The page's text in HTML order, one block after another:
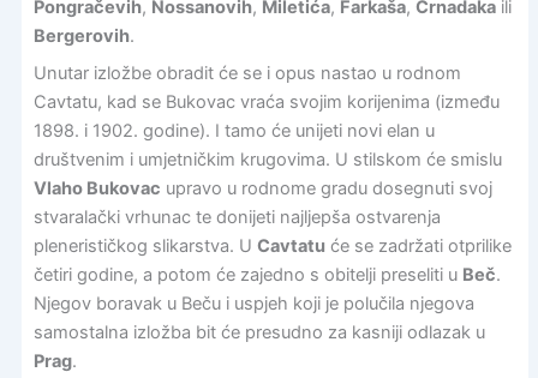
Pongračevih, Nossanovih, Miletića, Farkaša, Crnadakaili
Bergerovih.
Unutar izložbe obradit će se i opus nastao u rodnom
Cavtatu, kad se Bukovac vraća svojim korijenima (između
1898. i 1902. godine). I tamo će unijeti novi elan u
društvenim i umjetničkim krugovima. U stilskom će smislu
Vlaho Bukovac upravo u rodnome gradu dosegnuti svoj
stvaralački vrhunac te donijeti najljepša ostvarenja
plenerističkog slikarstva. U Cavtatu će se zadržati otprilike
četiri godine, a potom će zajedno s obitelji preseliti u Beč.
Njegov boravak u Beču i uspjeh koji je polučila njegova
samostalna izložba bit će presudno za kasniji odlazak u
Prag.